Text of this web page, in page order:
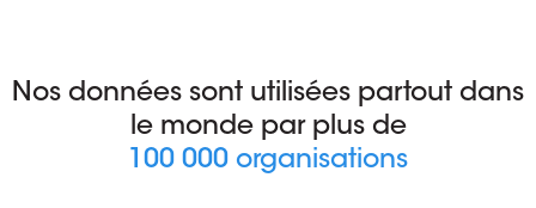
Nos données sont utilisées partout dans
le monde par plus de
100 000 organisations